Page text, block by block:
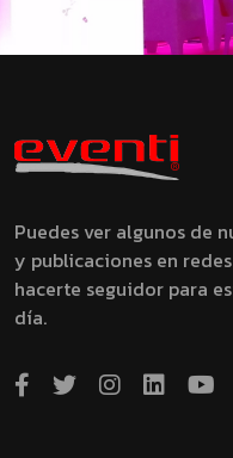
Puedes ver algunos de
y publicaciones en
hacerte seguidor para
día.